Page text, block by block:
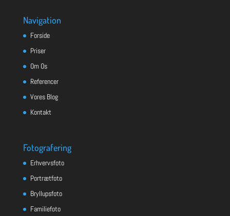
Navigation
Forside
Priser
Om Os
Referencer
Vores Blog
Kontakt
Fotografering
Erhvervsfoto
Portrætfoto
Bryllupsfoto
Familiefoto